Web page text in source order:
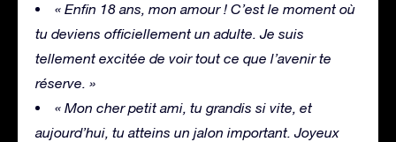
« Enfin 18 ans, mon amour ! C’est le moment où
tu deviens officiellement un adulte. Je suis
tellement excitée de voir tout ce que l’avenir te
réserve. »
« Mon cher petit ami, tu grandis si vite, et
aujourd’hui, tu atteins un jalon important. Joyeux